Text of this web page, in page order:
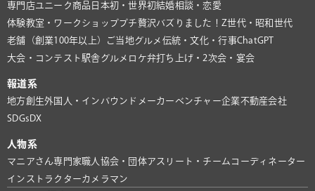
専門店ユニーク商品 日本初・世界初結婚相談・恋愛
体験教室・ワークショッププチ贅沢バズりました！ Z世代・昭和世代
老舗（創業100年以上）
ご当地グルメ 伝統・文化・行事ChatGPT
大会・コンテスト 駅舎グルメ ロケ弁打ち上げ・2次会・宴会
報道系
地方創生外国人・インバウンド メーカー ベンチャー企業不動産会社
SDGs DX
人物系
マニアさん専門家 職人 協会・団体アスリート・チーム コーディネーター
インストラクターカメラマン